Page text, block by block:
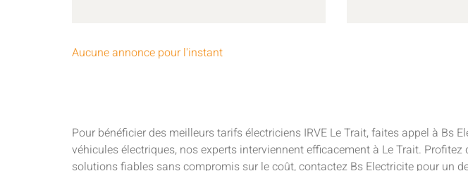
Aucune annonce pour l'instant
Pour bénéficier des meilleurs tarifs électriciens IRVE Le Trait, faites appel à
véhicules électriques, nos experts interviennent efficacement à Le Trait.
solutions fiables sans compromis sur le coût, contactez Bs Electricite pour un